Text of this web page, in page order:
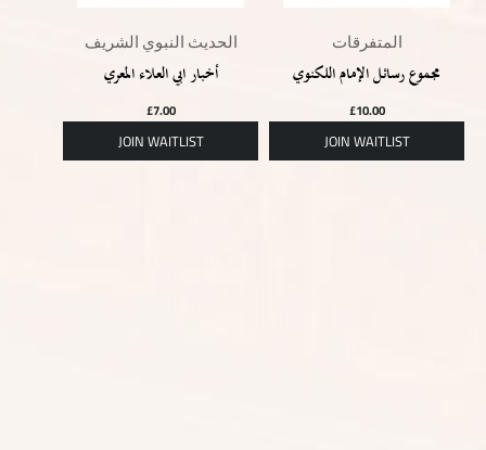
الحديث النبوي الشريف
أخبار ابي العلاء المعري
£7.00
المتفرقات
مجموع رسائل الإمام اللكنوي
£10.00